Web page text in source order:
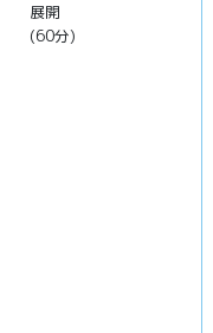
展開
(60分)